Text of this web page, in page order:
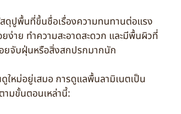
ดุปูพื้นที่ขึ้นชื่อเรื่องความทนทานต่อแรง
ยง่าย ทำความสะอาดสะดวก และมีพื้นผิวที่
ยจับฝุ่นหรือสิ่งสกปรกมากนัก
ใหม่อยู่เสมอ การดูแลพื้นลามิเนตเป็น
ามขั้นตอนเหล่านี้: